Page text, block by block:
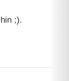
;).